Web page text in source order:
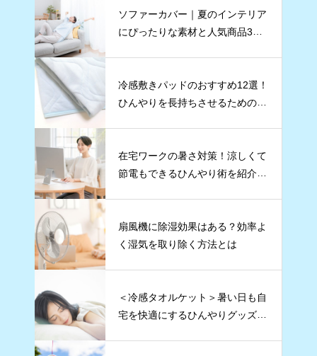
ソファーカバー｜夏のインテリア
にぴったりな素材と人気商品3点
冷感敷きパッドのおすすめ12選！
ひんやりを長持ちさせるためのコ
在宅ワークの暑さ対策！涼しくて
節電もできるひんやり術を紹介し
扇風機に除湿効果はある？効率よ
く湿気を取り除く方法とは
＜冷感タオルケット＞暑い日も自
宅を快適にするひんやりグッズ5